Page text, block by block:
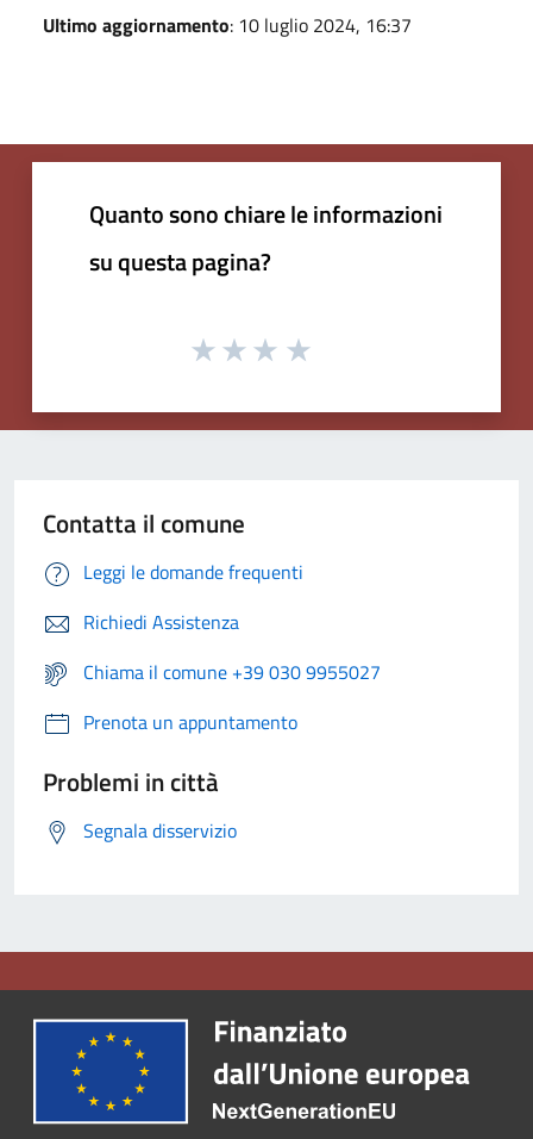
Ultimo aggiornamento: 10 luglio 2024, 16:37
Quanto sono chiare le informazioni
su questa pagina?
Contatta il comune
Leggi le domande frequenti
Richiedi Assistenza
Chiama il comune +39 030 9955027
Prenota un appuntamento
Problemi in città
Segnala disservizio